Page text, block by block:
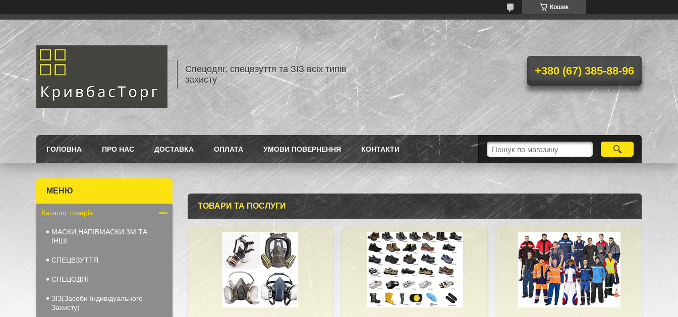
Кошик
Спецодяг, спецвзуття та ЗІЗ всіх типів
захисту
+380 (67) 385-88-96
ГОЛОВНА ПРО НАС ДОСТАВКА ОПЛАТА УМОВИ ПОВЕРНЕННЯ КОНТАКТИ
ТОВАРИ ТА ПОСЛУГИ
Каталог товарів
МАСКИ,НАПІВМАСКИ 3М ТА
ІНШІ
СПЕЦВЗУТТЯ
СПЕЦОДЯГ
ЗІЗ(Засоби Індивідуального
Захисту)